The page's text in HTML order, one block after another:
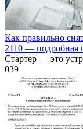
Как правильно
2110 — подробная
Стартер — это
039